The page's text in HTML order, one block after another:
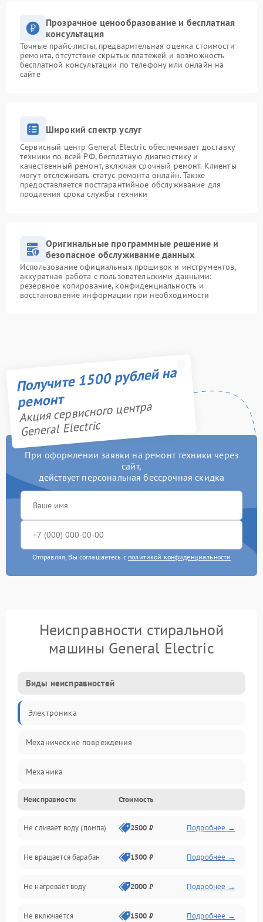
Прозрачное ценообразование и бесплатная
консультация
Точные прайс-листы, предварительная оценка стоимости
ремонта, отсутствие скрытых платежей и возможность
бесплатной консультации по телефону или онлайн на
сайте
Широкий спектр услуг
Сервисный центр General Electric обеспечивает доставку
техники по всей РФ, бесплатную диагностику и
качественный ремонт, включая срочный ремонт. Клиенты
могут отслеживать статус ремонта онлайн. Также
предоставляется постгарантийное обслуживание для
продления срока службы техники
Оригинальные программные решение и
безопасное обслуживание данных
Использование официальных прошивок и инструментов,
аккуратная работа с пользовательскими данными:
резервное копирование, конфиденциальность и
восстановление информации при необходимости
Получите 1500 рублей на
ремонт
Акция сервисного центра
General Electric
При оформлении заявки на ремонт техники через
сайт,
действует персональная бессрочная скидка
Отправляя, Вы соглашаетесь с политикой конфиденциальности
Неисправности стиральной
машины General Electric
Виды неисправностей
Электроника
Механические повреждения
Механика
Электропитание
Водоснабжение
Слив
Программное обеспечение
Неисправности Стоимость
Не сливает воду (помпа) 2500 ₽ Подробнее →
Не вращается барабан 1500 ₽ Подробнее →
Не нагревает воду 2000 ₽ Подробнее →
Не включается 1500 ₽ Подробнее →